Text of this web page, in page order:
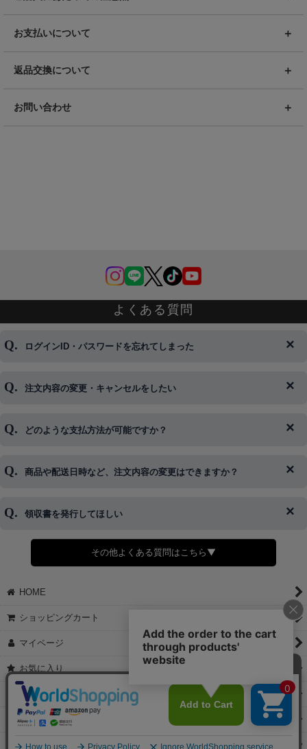
お支払いについて
返品交換について
お問い合わせ
よくある質問
ログインID・パスワードを忘れてしまった
◆下記ページより、ログインIDの変更が可能です。
注文内容の変更・キャンセルをしたい
◆即日発送を行なっている関係上、午後以降のご連絡やキャンセル
※発送後、発送準備が完了しお手続きが間に合わない場合は変更、
どのような支払方法が可能ですか？
◆代金引換・クレジットカード・携帯キャリア決済・おねだり決
＞詳細は画像をタップ＜
商品や配送日時など、注文内容の変更はできますか？
◆商品発送前の変更は承っております。
さい。
領収書を発行してほしい
◆領収書はご希望頂いた場合のみ発行しております。
【これからご注文する場合】
STEP2「お届け先・お支払い」ページにて備考欄に下記の記載をお
願いします。
②宛名（空欄は上様は不可）
③但し書き（空欄やお品代は不可）
【すでにご注文が完了している場合】
①お電話・メール・LINEにて領収書希望の連絡をお願い致します
②後日、郵送にて領収書を送らせて頂きます。
その他よくある質問はこちら▼
HOME
ショッピングカート
マイページ
お気に入り
特定商取引法表示
ご利用案内
お問い合せ